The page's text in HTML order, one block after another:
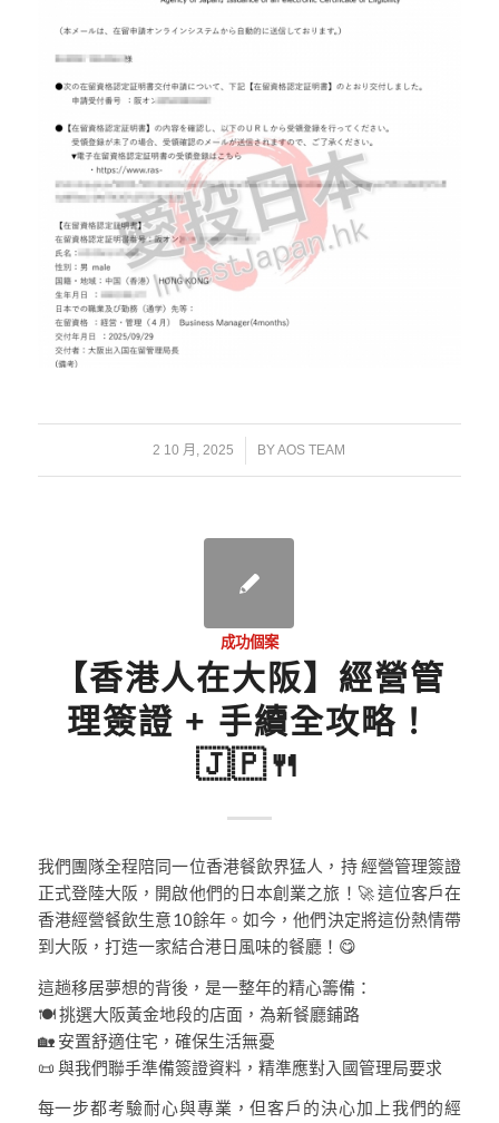
2 10 月, 2025
/ BYAOS TEAM
成功個案
【香港人在大阪】經營管
理簽證 + 手續全攻略！
🇯🇵🍴
我們團隊全程陪同一位香港餐飲界猛人，持 經營管理簽證
正式登陸大阪，開啟他們的日本創業之旅！🚀 這位客戶在
香港經營餐飲生意10餘年。如今，他們決定將這份熱情帶
到大阪，打造一家結合港日風味的餐廳！😋
這趟移居夢想的背後，是一整年的精心籌備：
🍽️ 挑選大阪黃金地段的店面，為新餐廳鋪路
🏡 安置舒適住宅，確保生活無憂
📜 與我們聯手準備簽證資料，精準應對入國管理局要求
每一步都考驗耐心與專業，但客戶的決心加上我們的經